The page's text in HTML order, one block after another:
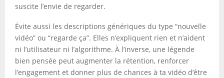
suscite l’envie de regarder.
Évite aussi les descriptions génériques du type “nouvelle
vidéo” ou “regarde ça”. Elles n’expliquent rien et n’aident
ni l’utilisateur ni l’algorithme. À l’inverse, une légende
bien pensée peut augmenter la rétention, renforcer
l’engagement et donner plus de chances à ta vidéo d’être